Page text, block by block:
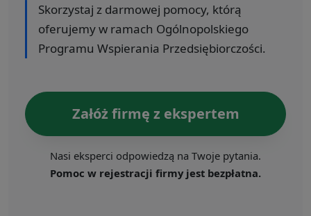
Skorzystaj z darmowej pomocy, którą
oferujemy w ramach Ogólnopolskiego
Programu Wspierania Przedsiębiorczości.
Załóż firmę z ekspertem
Nasi eksperci odpowiedzą na Twoje pytania.
Pomoc w rejestracji firmy jest bezpłatna.